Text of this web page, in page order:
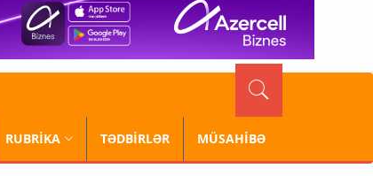
RUBRİKA TƏDBİRLƏR MÜSAHİBƏ